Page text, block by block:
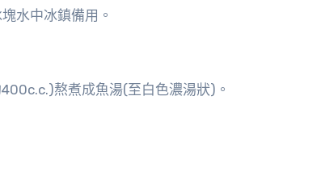
水中冰鎮備用。
熬煮成魚湯(至白色濃湯狀)。